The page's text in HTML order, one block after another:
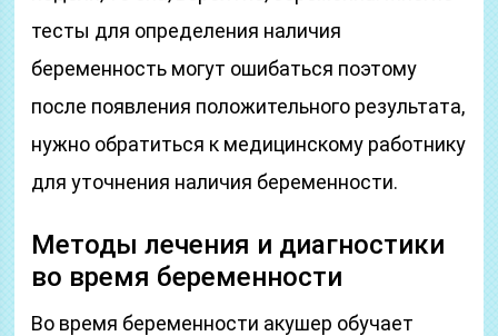
тесты для определения наличия
беременность могут ошибаться поэтому
после появления положительного результата,
нужно обратиться к медицинскому работнику
для уточнения наличия беременности.
Методы лечения и диагностики
во время беременности
Во время беременности акушер обучает